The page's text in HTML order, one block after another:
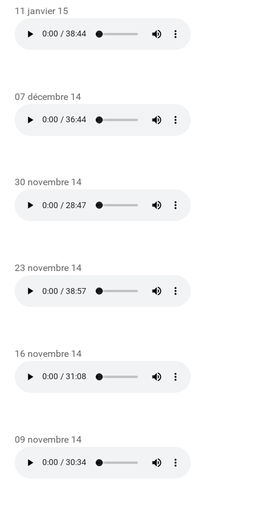
11 janvier 15
07 décembre 14
30 novembre 14
23 novembre 14
16 novembre 14
09 novembre 14